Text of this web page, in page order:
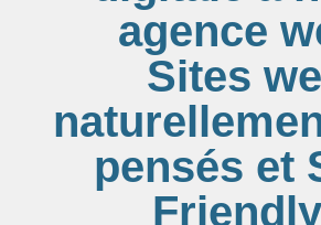
agence
Sites
pensés et